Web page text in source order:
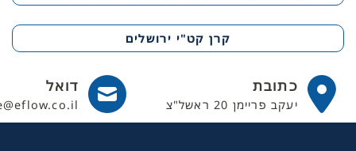
קרן קט"י ירושלים
כתובת
יעקב פריימן 20 ראשל"צ
דואל